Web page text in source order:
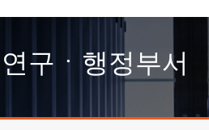
고객의소리
수의계약 현황
연구ㆍ행정부서